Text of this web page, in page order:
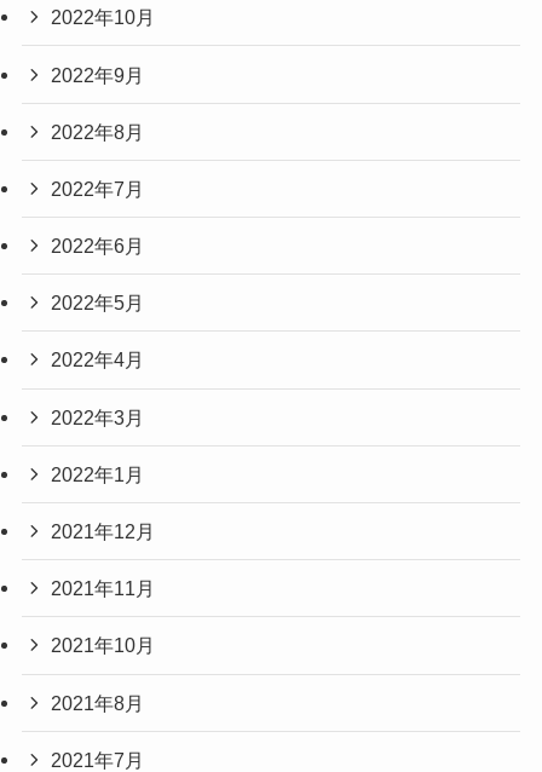
2022年10月
2022年9月
2022年8月
2022年7月
2022年6月
2022年5月
2022年4月
2022年3月
2022年1月
2021年12月
2021年11月
2021年10月
2021年8月
2021年7月